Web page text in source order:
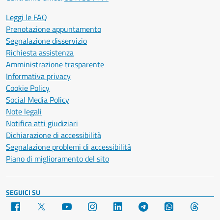
Leggi le FAQ
Prenotazione appuntamento
Segnalazione disservizio
Richiesta assistenza
Amministrazione trasparente
Informativa privacy
Cookie Policy
Social Media Policy
Note legali
Notifica atti giudiziari
Dichiarazione di accessibilità
Segnalazione problemi di accessibilità
Piano di miglioramento del sito
SEGUICI SU
Facebook YouTube Instagram LinkedIn Telegram WhatsApp